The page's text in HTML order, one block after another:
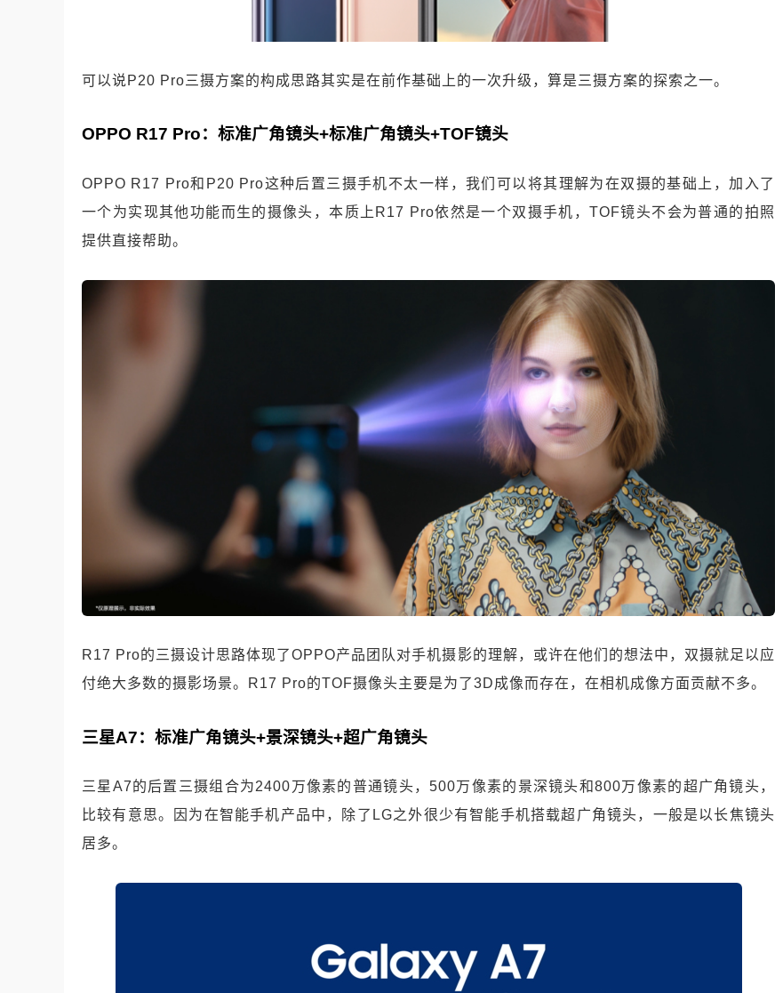
可以说P20 Pro三摄方案的构成思路其实是在前作基础上的一次升级，算是三摄方案的探索之一。
OPPO R17 Pro：标准广角镜头+标准广角镜头+TOF镜头
OPPO R17 Pro和P20 Pro这种后置三摄手机不太一样，我们可以将其理解为在双摄的基础上，加入了
一个为实现其他功能而生的摄像头，本质上R17 Pro依然是一个双摄手机，TOF镜头不会为普通的拍照
提供直接帮助。
R17 Pro的三摄设计思路体现了OPPO产品团队对手机摄影的理解，或许在他们的想法中，双摄就足以应
付绝大多数的摄影场景。
R17 Pro的TOF摄像头主要是为了3D成像而存在，在相机成像方面贡献不多。
三星A7：标准广角镜头+景深镜头+超广角镜头
三星A7的后置三摄组合为2400万像素的普通镜头，500万像素的景深镜头和800万像素的超广角镜头，
比较有意思。
因为在智能手机产品中，除了LG之外很少有智能手机搭载超广角镜头，一般是以长焦镜头
居多。